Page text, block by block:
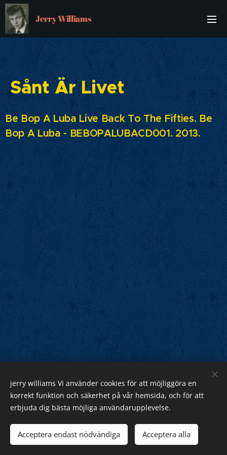
Jerry Williams
Sånt Är Livet
Be Bop A Luba Live Back To The Fifties. Be
Bop A Luba - BEBOPALUBACD001. 2013.
Jerry Williams
Sveriges Rock Kung.
Webnode Cookies
jerry williams Vi använder cookies för att möjliggöra en
korrekt funktion och säkerhet på vår hemsida, och för att
erbjuda dig bästa möjliga användarupplevelse.
Acceptera endast nödvändiga Acceptera alla